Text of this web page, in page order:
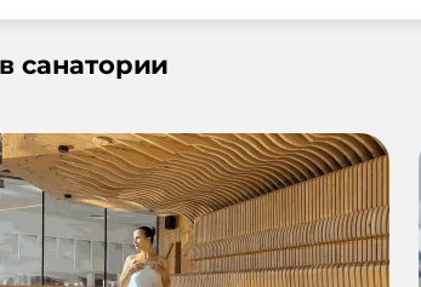
санатории